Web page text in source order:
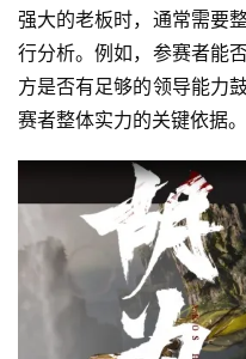
强大的老板时，通常需要
行分析。例如，参赛者能
方是否有足够的领导能力
赛者整体实力的关键依据。